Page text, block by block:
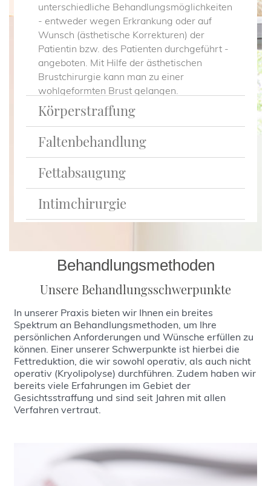
unterschiedliche Behandlungsmöglichkeiten
- entweder wegen Erkrankung oder auf
Wunsch (ästhetische Korrekturen) der
Patientin bzw. des Patienten durchgeführt -
angeboten. Mit Hilfe der ästhetischen
Brustchirurgie kann man zu einer
wohlgeformten Brust gelangen.
mehr...
Körperstraffung
Mit zunehmendem Alter, oder auch bedingt
durch größeren Gewichtsverlust verliert die
Haut an Elastizität – die Haut erschlafft und
hängt unschön herab. Mit Hilfe von
körperstraffenden Maßnahmen kann diesem
Effekt entgegengewirkt und ...
Faltenbehandlung
Ein jugendliches und frisches
Erscheinungsbild ohne Falten, Altersflecken
oder schuppigen Hautstellen ist der Wunsch
vieler Frauen und Männer. Mit dem Alter
Falten lassen sich trotz intensiver
Hautpflege mit teuren Cremes nicht
gänzlich verhindern.
mehr...
Fettabsaugung
Die sogenannte Fettabsaugung wird häufig
als Liposuction bezeichnet. Neben der
Infiltration einer speziellen Lösung mit
feinsten Kanülen im Unterdruckverfahren
abgesaugt wird, gibt es weitere Methoden
der Absaugung, wie das
laserassistierte Verfahren.
mehr...
Intimchirurgie
haben in den vergangenen Jahren stark
zugenommen. Veränderungen im
und alterbedingte Veränderungen können
stark beeinträchtigen. Insbesondere die
Verkleinerung der inneren Schamlippen ist
zu nennen. Funktionelle Beschwerden
können hier eine Rolle spielen. Durch
spezielle Operationstechniken wird eine
Kürzung der Schamlippen durchgeführt, so
dass die großen Schamlippen die kleinen
überdecken.
Behandlungsmethoden
Unsere Behandlungsschwerpunkte
In unserer Praxis bieten wir Ihnen ein breites
Spektrum an Behandlungsmethoden, um Ihre
persönlichen Anforderungen und Wünsche erfüllen zu
können. Einer unserer Schwerpunkte ist hierbei die
Fettreduktion, die wir sowohl operativ, als auch nicht
operativ (Kryolipolyse) durchführen. Zudem haben wir
bereits viele Erfahrungen im Gebiet der
Gesichtsstraffung und sind seit Jahren mit allen
Verfahren vertraut.